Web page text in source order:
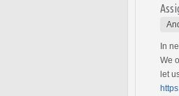
In
We
let